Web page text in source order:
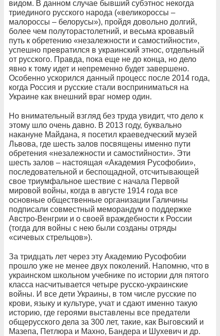
видом. В данном случае бывший субэтнос некогда
триединого русского народа («великороссы –
малороссы – белорусы»), пройдя довольно долгий,
более чем полуторастолетний, и весьма кровавый
путь к обретению «незалежности и самостийности»,
успешно превратился в украинский этнос, отдельный
от русского. Правда, пока еще не до конца, но дело
явно к тому идет и непременно будет завершено.
Особенно ускорился данный процесс после 2014 года,
когда Россия и русские стали восприниматься на
Украине как внешний враг номер один.
Но внимательный взгляд без труда увидит, что дело к
этому шло очень давно. В 2013 году, буквально
накануне Майдана, я посетил краеведческий музей
Львова, где шесть залов посвящены именно пути
обретения «незалежности и самостийности». Эти
шесть залов – настоящая «Академия Русофобии»,
последовательной и беспощадной, отсчитывающей
свое триумфальное шествие с начала Первой
мировой войны, когда в августе 1914 года все
основные общественные организации Галичины
подписали совместный меморандум о поддержке
Австро-Венгрии и о своей враждебности к России
(тогда для войны с нею были созданы отряды
«сичевых стрельцов»).
За тридцать лет через эту Академию Русофобии
прошло уже не менее двух поколений. Напомню, что в
украинском школьном учебнике по истории для пятого
класса насчитывается четыре русско-украинские
войны. И все дети Украины, в том числе русские по
крови, языку и культуре, учат и сдают именно такую
историю, где героями выставлены все предатели
общерусского дела за 300 лет, такие, как Выговский и
Мазепа, Петлюра и Махно, Бандера и Шухевич и др.